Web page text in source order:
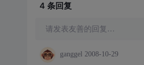
4 条回复
请发表友善的回复…
ganggel 2008-10-29